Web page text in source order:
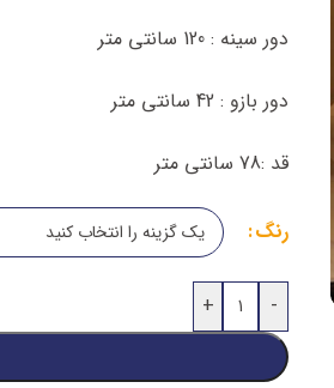
دور سینه : 120 سانتی متر
دور بازو : 42 سانتی متر
قد :78 سانتی متر
رنگ
-
+